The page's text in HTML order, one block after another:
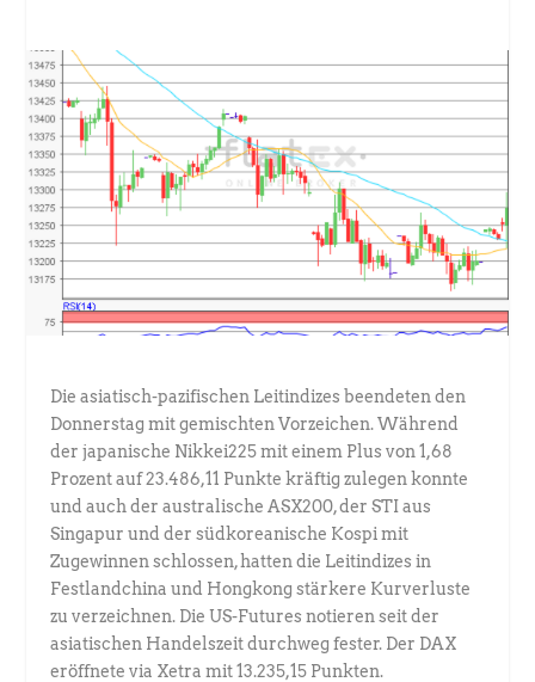
Die asiatisch-pazifischen Leitindizes beendeten den
Donnerstag mit gemischten Vorzeichen. Während
der japanische Nikkei225 mit einem Plus von 1,68
Prozent auf 23.486,11 Punkte kräftig zulegen konnte
und auch der australische ASX200, der STI aus
Singapur und der südkoreanische Kospi mit
Zugewinnen schlossen, hatten die Leitindizes in
Festlandchina und Hongkong stärkere Kurverluste
zu verzeichnen. Die US-Futures notieren seit der
asiatischen Handelszeit durchweg fester. Der DAX
eröffnete via Xetra mit 13.235,15 Punkten.